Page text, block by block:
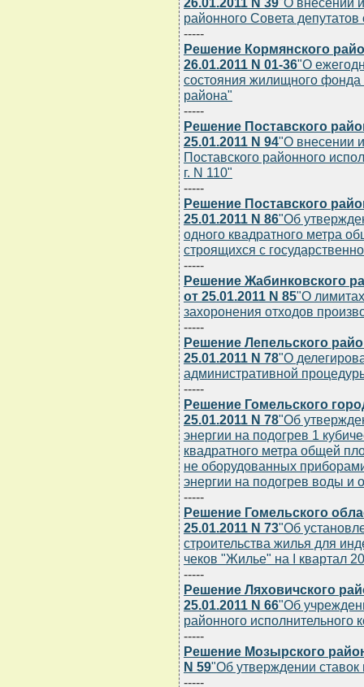
районного Совета
-----
Решение Кормянского
26.01.2011 N 01-36"О
состояния жилищного фонда
района"
-----
Решение Поставского
25.01.2011 N 94"О внесении
Поставского районного
г. N 110"
-----
Решение Поставского
25.01.2011 N 86"Об
одного квадратного метра
строящихся с
-----
Решение Жабинковского
от 25.01.2011 N 85"О
захоронения отходов
-----
Решение Лепельского
25.01.2011 N 78"О
административной
-----
Решение Гомельского
25.01.2011 N 78"Об
энергии на подогрев 1
квадратного метра общей
не оборудованных
энергии на подогрев воды и
-----
Решение Гомельского
25.01.2011 N 73"Об
строительства жилья для
чеков "Жилье" на I квартал
-----
Решение Ляховичского
25.01.2011 N 66"Об
районного исполнительного
-----
Решение Мозырского
N 59"Об утверждении ставок
-----